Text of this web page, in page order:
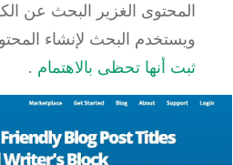
المحتوى الغزير البحث عن
ويستخدم البحث لإنشاء المحتوى
ثبت أنها تحظى بالاهتمام.